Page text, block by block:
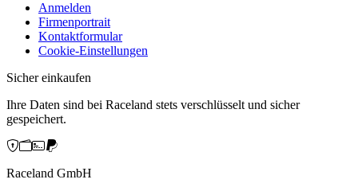
Anmelden
Firmenportrait
Kontaktformular
Cookie-Einstellungen
Sicher einkaufen
Ihre Daten sind bei Raceland stets verschlüsselt und sicher
gespeichert.
Raceland GmbH